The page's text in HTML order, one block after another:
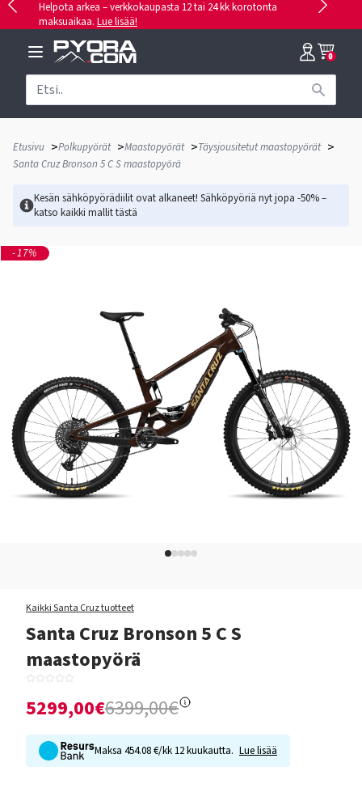
Helpota arkea – verkkokaupasta 12 tai 24 kk korotonta
maksuaikaa. Lue lisää!
0
Etusivu >Polkupyörät >Maastopyörät >Täysjousitetut maastopyörät >
Santa Cruz Bronson 5 C S maastopyörä
Kesän sähköpyörädiilit ovat alkaneet! Sähköpyöriä nyt jopa -50% –
katso kaikki mallittästä
-17%
Kaikki Santa Cruz tuotteet
Santa Cruz Bronson 5 C S
maastopyörä
5299,00€6399,00€
Maksa 454.08 €/kk 12 kuukautta. Lue lisää